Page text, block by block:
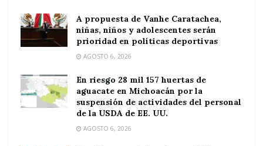
A propuesta de Vanhe Caratachea,
niñas, niños y adolescentes serán
prioridad en políticas deportivas
AGOSTO 6, 2026
En riesgo 28 mil 157 huertas de
aguacate en Michoacán por la
suspensión de actividades del personal
de la USDA de EE. UU.
AGOSTO 6, 2026